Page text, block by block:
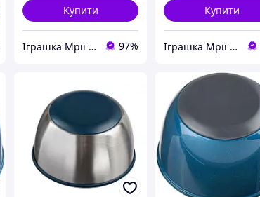
Купити
Іграшка Мрії (дитячі, авто, туризм) 97%
Купити
Іграшка Мрії (дитячі, авто, туризм)